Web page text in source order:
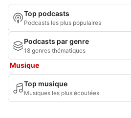
Top podcasts
Podcasts les plus populaires
Podcasts par genre
18 genres thématiques
Musique
Top musique
Musiques les plus écoutées